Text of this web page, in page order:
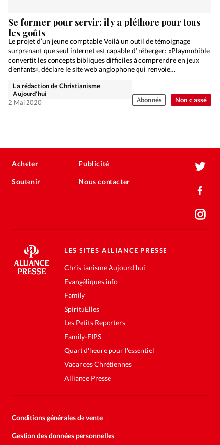
Non classé
Se former pour servir: il y a pléthore pour tous
les goûts
Le projet d’un jeune comptable Voilà un outil de témoignage
surprenant que seul internet est capable d’héberger : «Playmobible
convertit les concepts bibliques difficiles à comprendre en jeux
d’enfants», déclare le site web anglophone qui renvoie…
La rédaction de Christianisme
Aujourd'hui
2 Mai 2020
Abonnés
Acheter
Soutenir
Publicité
Nous contacter
LES SITES ALLIANCE PRESSE
Christianisme Aujourd'hui
Evangéliques.info
Family
SpirituElles
Les Petits Reporters
Family-FIPS
Quart d'heure pour l'essentiel
Vacances Chrétiennes
Alliance Presse
Conditions générales de vente
Gestion des données personnelles